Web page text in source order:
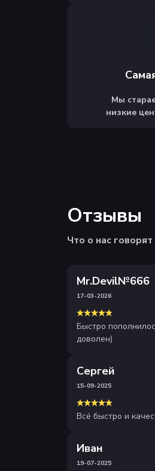
Мы
низкие
Отзывы
Что о нас говорят
Mr.Devil№666
17-03-2026
Быстро
доволен)
Сергей
15-09-2025
Всё быстро и
Иван
19-07-2025